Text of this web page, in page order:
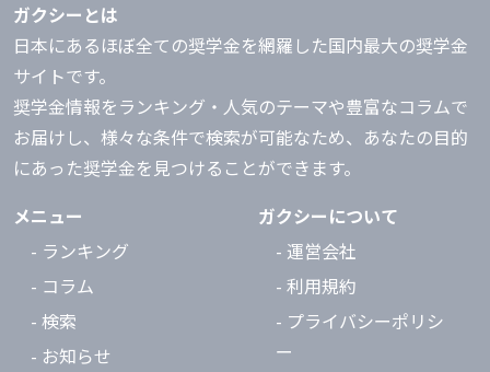
ガクシーとは
日本にあるほぼ全ての奨学金を網羅した国内最大の奨学金
サイトです。
奨学金情報をランキング・人気のテーマや豊富なコラムで
お届けし、様々な条件で検索が可能なため、あなたの目的
にあった奨学金を見つけることができます。
メニュー
- ランキング
- コラム
- 検索
- お知らせ
ガクシーについて
- 運営会社
- 利用規約
- プライバシーポリシ
ー